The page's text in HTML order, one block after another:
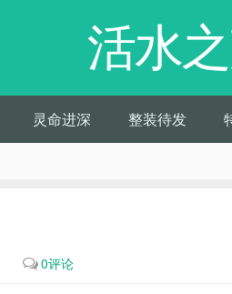
活水
灵命进深 整装待发
0评论